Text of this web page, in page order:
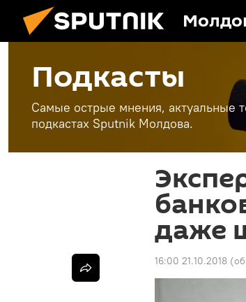
Подкасты
Самые острые мнения, актуальные
подкастах Sputnik Молдова.
даже
16:00 21.10.2018